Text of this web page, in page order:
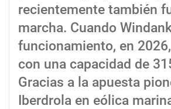
recientemente también
marcha. Cuando
funcionamiento, en
con una capacidad de
Gracias a la apuesta
Iberdrola en eólica